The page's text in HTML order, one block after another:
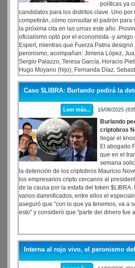
políticas ya
candidatos para los distritos clave. Uno por
competirán, cómo consultar el padrón para
la próxima cita en las urnas este año.
oficialismo optó por el economista -y
Espert, mientras que Fuerza Patria designó
peronismo, acompañan: Jimena López,
Sergio Palazzo, Teresa García, Horacio
Hugo Moyano (hijo), Fernanda Díaz,
Miño, Hugo Yasky, Mariana Salzman y
Caso $LIBRA: Burlando pedirá la
Leer más... 16/08/2025
Burlando
criptobros
llegar el
El abogado
que en el
semana
la detención de los criptobros Mauricio
los empresarios cripto cercanos al
de la causa por la estafa del token
varios damnificados, entre ellos el
aseguró que "con lo que ya tenemos, va a
esto" y consideró que "parte del dinero fue
Interna al rojo vivo, el peronismo